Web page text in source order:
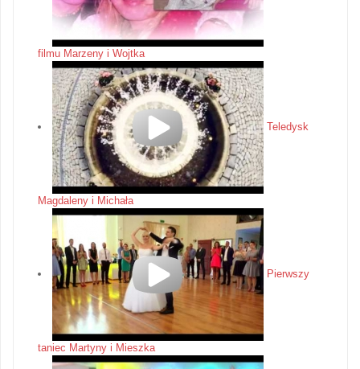
filmu Marzeny i Wojtka
Teledysk
Magdaleny i Michała
Pierwszy
taniec Martyny i Mieszka